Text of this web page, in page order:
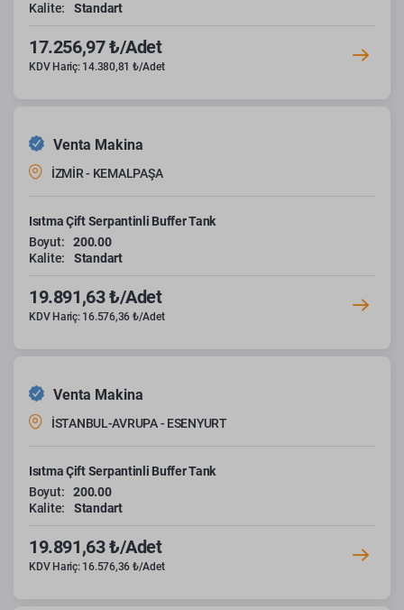
Kalite:
Standart
17.256,97 ₺/Adet
KDV Hariç: 14.380,81 ₺/Adet
Venta Makina
İZMİR - KEMALPAŞA
Isıtma Çift Serpantinli Buffer Tank
Boyut:
200.00
Kalite:
Standart
19.891,63 ₺/Adet
KDV Hariç: 16.576,36 ₺/Adet
Venta Makina
İSTANBUL-AVRUPA - ESENYURT
Isıtma Çift Serpantinli Buffer Tank
Boyut:
200.00
Kalite:
Standart
19.891,63 ₺/Adet
KDV Hariç: 16.576,36 ₺/Adet